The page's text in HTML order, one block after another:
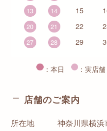
13 14 15
20 21 22
27 28 29
：本日 ：実店
店舗のご案内
所在地
神奈川県横